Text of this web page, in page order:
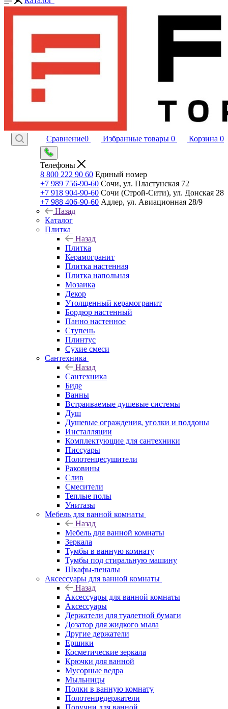
Сравнение0 Избранные товары 0 Корзина 0
Телефоны
8 800 222 90 60 Единый номер
+7 989 756-90-60 Сочи, ул. Пластунская 72
+7 918 904-90-60 Сочи (Строй-Сити), ул. Донская 28
+7 988 406-90-60 Адлер, ул. Авиационная 28/9
Назад
Каталог
Плитка
Назад
Плитка
Керамогранит
Плитка настенная
Плитка напольная
Мозаика
Декор
Утолщенный керамогранит
Бордюр настенный
Панно настенное
Ступень
Плинтус
Сухие смеси
Сантехника
Назад
Сантехника
Биде
Ванны
Встраиваемые душевые системы
Душ
Душевые ограждения, уголки и поддоны
Инсталляции
Комплектующие для сантехники
Писсуары
Полотенцесушители
Раковины
Слив
Смесители
Теплые полы
Унитазы
Мебель для ванной комнаты
Назад
Мебель для ванной комнаты
Зеркала
Тумбы в ванную комнату
Тумбы под стиральную машину
Шкафы-пеналы
Аксессуары для ванной комнаты
Назад
Аксессуары для ванной комнаты
Аксессуары
Держатели для туалетной бумаги
Дозатор для жидкого мыла
Другие держатели
Ершики
Косметические зеркала
Крючки для ванной
Мусорные ведра
Мыльницы
Полки в ванную комнату
Полотенцедержатели
Поручни для ванной